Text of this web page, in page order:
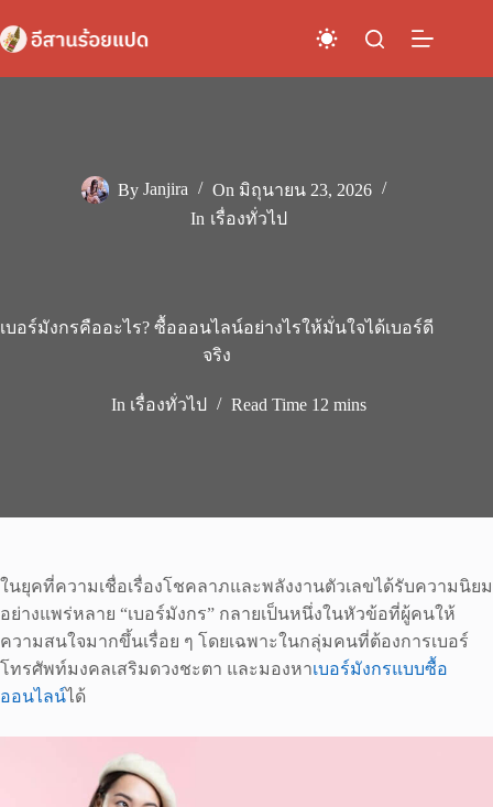
to
content
By Janjira On มิถุนายน 23, 2026
In เรื่องทั่วไป
เบอร์มังกรคืออะไร? ซื้อออนไลน์อย่างไรให้มั่นใจได้เบอร์ดี
จริง
In เรื่องทั่วไป Read Time 12 mins
ในยุคที่ความเชื่อเรื่องโชคลาภและพลังงานตัวเลขได้รับความนิยม
อย่างแพร่หลาย “เบอร์มังกร” กลายเป็นหนึ่งในหัวข้อที่ผู้คนให้
ความสนใจมากขึ้นเรื่อย ๆ โดยเฉพาะในกลุ่มคนที่ต้องการเบอร์
โทรศัพท์มงคลเสริมดวงชะตา และมองหาเบอร์มังกรแบบซื้อ
ออนไลน์ได้